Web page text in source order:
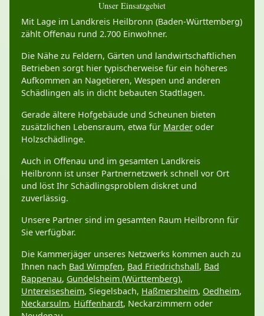
Unser Einsatzgebiet
Mit Lage im Landkreis Heilbronn (Baden-Württemberg)
zählt Offenau rund 2.700 Einwohner.
Die Nähe zu Feldern, Gärten und landwirtschaftlichen
Betrieben sorgt hier typischerweise für ein höheres
Aufkommen an Nagetieren, Wespen und anderen
Schädlingen als in dicht bebauten Stadtlagen.
Gerade ältere Hofgebäude und Scheunen bieten
zusätzlichen Lebensraum, etwa für Marder oder
Holzschädlinge.
Auch in Offenau und im gesamten Landkreis
Heilbronn ist unser Partnernetzwerk schnell vor Ort
und löst Ihr Schädlingsproblem diskret und
zuverlässig.
Unsere Partner sind im gesamten Raum Heilbronn für
Sie verfügbar.
Die Kammerjäger unseres Netzwerks kommen auch zu
Ihnen nach Bad Wimpfen, Bad Friedrichshall, Bad
Rappenau, Gundelsheim (Württemberg),
Untereisesheim, Siegelsbach, Haßmersheim, Oedheim,
Neckarsulm, Hüffenhardt, Neckarzimmern oder